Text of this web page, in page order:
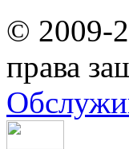
© 2009-
права